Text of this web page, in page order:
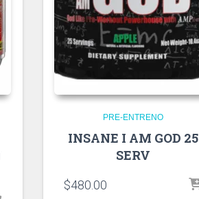
PRE-ENTRENO
INSANE I AM GOD 25
SERV
$480.00